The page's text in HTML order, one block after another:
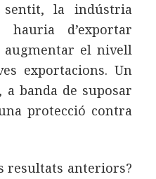
sentit, la indústria
d’exportar
el nivell
exportacions. Un
banda de suposar
protecció contra
resultats anteriors?